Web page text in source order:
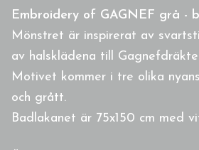
Embroidery of GAGNEF grå -
Mönstret är inspirerat av
av halsklädena till
Motivet kommer i tre olika
och grått.
Badlakanet är 75x150 cm med